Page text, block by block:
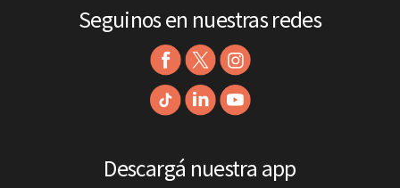
Seguinos en nuestras redes
Descargá nuestra app